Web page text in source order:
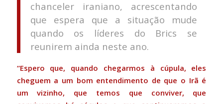
chanceler iraniano, acrescentando
que espera que a situação mude
quando os líderes do Brics se
reunirem ainda neste ano.
“Espero que, quando chegarmos à cúpula, eles
cheguem a um bom entendimento de que o Irã é
um vizinho, que temos que conviver, que